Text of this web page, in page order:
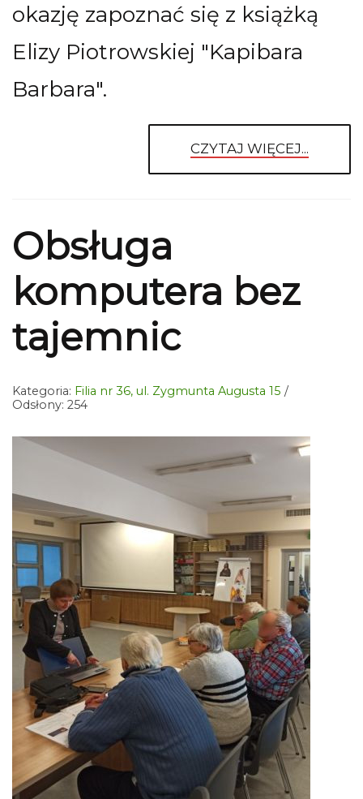
okazję zapoznać się z książką
Elizy Piotrowskiej "Kapibara
Barbara".
CZYTAJ WIĘCEJ...
Obsługa
komputera bez
tajemnic
Kategoria: Filia nr 36, ul. Zygmunta Augusta 15
Odsłony: 254